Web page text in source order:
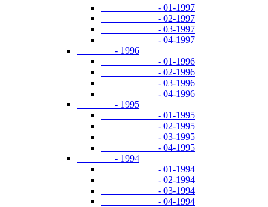
- 01-1997
- 02-1997
- 03-1997
- 04-1997
- 1996
- 01-1996
- 02-1996
- 03-1996
- 04-1996
- 1995
- 01-1995
- 02-1995
- 03-1995
- 04-1995
- 1994
- 01-1994
- 02-1994
- 03-1994
- 04-1994